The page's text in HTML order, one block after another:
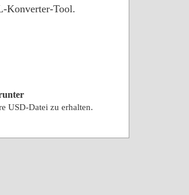
Konverter-Tool.
USD-Datei zu erhalten.